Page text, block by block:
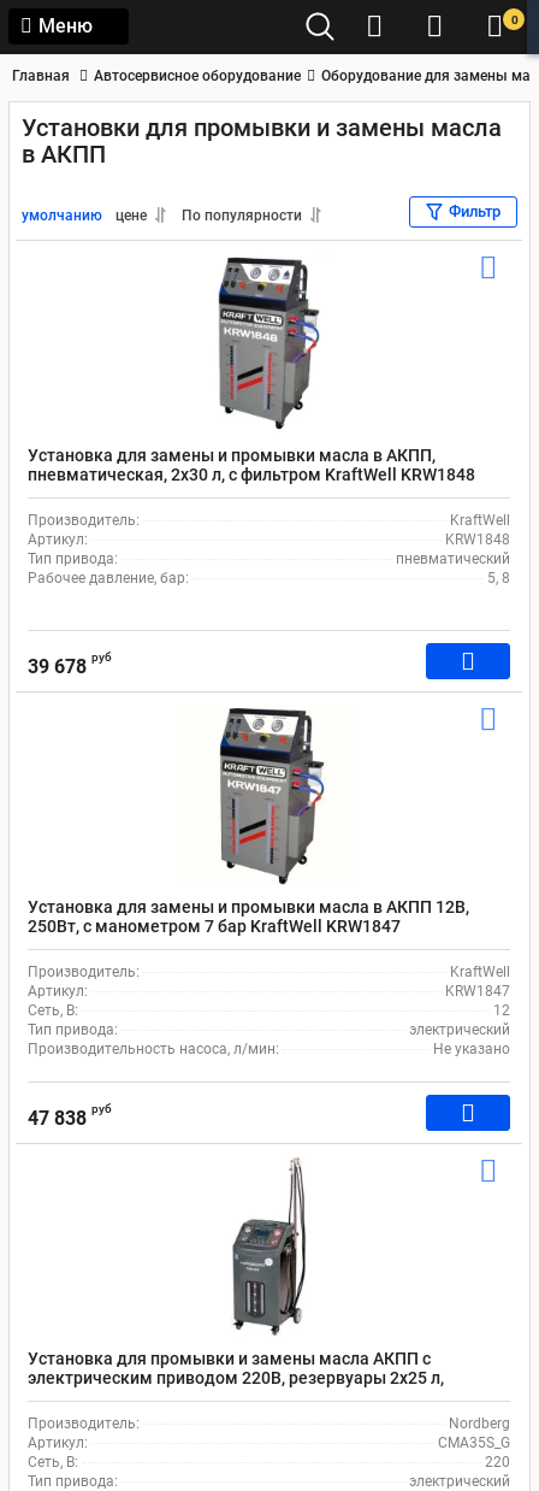
Меню 0
Главная Автосервисное оборудование Оборудование для замены
Установки для промывки и замены масла
в АКПП
умолчанию цене По популярности Фильтр
Установка для замены и промывки масла в АКПП,
пневматическая, 2x30 л, с фильтром KraftWell KRW1848
Производитель:
KraftWell
Артикул:
KRW1848
Тип привода:
пневматический
Рабочее давление, бар:
5, 8
39 678 руб
Установка для замены и промывки масла в АКПП 12В,
250Вт, с манометром 7 бар KraftWell KRW1847
Производитель:
KraftWell
Артикул:
KRW1847
Сеть, В:
12
Тип привода:
электрический
Производительность насоса, л/мин:
Не указано
47 838 руб
Установка для промывки и замены масла АКПП с
электрическим приводом 220В, резервуары 2х25 л,
Nordberg CMA35S_G
Производитель:
Nordberg
Артикул:
CMA35S_G
Сеть, В:
220
Тип привода:
электрический